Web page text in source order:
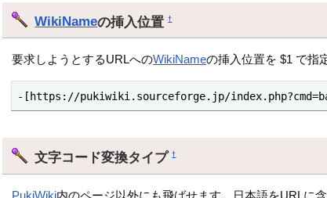
WikiNameの挿入位置†
要求しようとするURLへのWikiNameの挿入位置を $1 で指
-[https://pukiwiki.sourceforge.jp/
文字コード変換タイプ†
PukiWiki内のページ以外にも飛ばせます。日本語をURLに